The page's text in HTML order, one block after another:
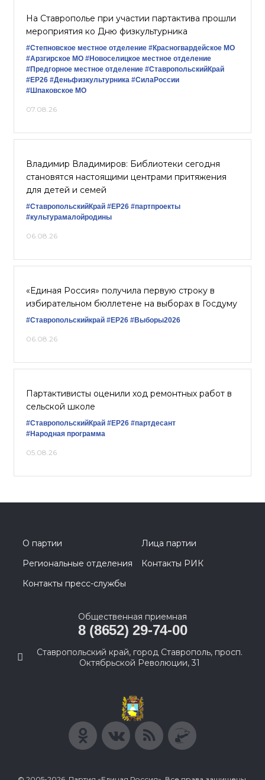
На Ставрополье при участии партактива прошли
мероприятия ко Дню физкультурника
#Степновское местное отделение #Красногвардейское МО
#Арзгирское МО #Новоселицкое местное отделение
#Предгорное местное отделение #СтавропольскийКрай
#ЕР26 #Деньфизкультурника #СилаРоссии
#Шпаковское МО
07.08.26
Владимир Владимиров: Библиотеки сегодня
становятся настоящими центрами притяжения
для детей и семей
#СтавропольскийКрай #ЕР26 #партпроекты
#культурамалойродины
06.08.26
«Единая Россия» получила первую строку в
избирательном бюллетене на выборах в Госдуму
#Ставропольскийкрай #ЕР26 #Выборы2026
06.08.26
Партактивисты оценили ход ремонтных работ в
сельской школе
#СтавропольскийКрай #ЕР26 #партдесант
#Народная программа
05.08.26
О партии
Лица партии
Региональные отделения
Контакты РИК
Контакты пресс-службы
Общественная приемная
8 (8652) 29-74-00
Ставропольский край, город Ставрополь, просп.
Октябрьской Революции, 31